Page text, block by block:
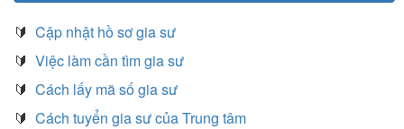
🔰 Cập nhật hồ sơ gia sư
🔰 Việc làm cần tìm gia sư
🔰 Cách lấy mã số gia sư
🔰 Cách tuyển gia sư của Trung tâm